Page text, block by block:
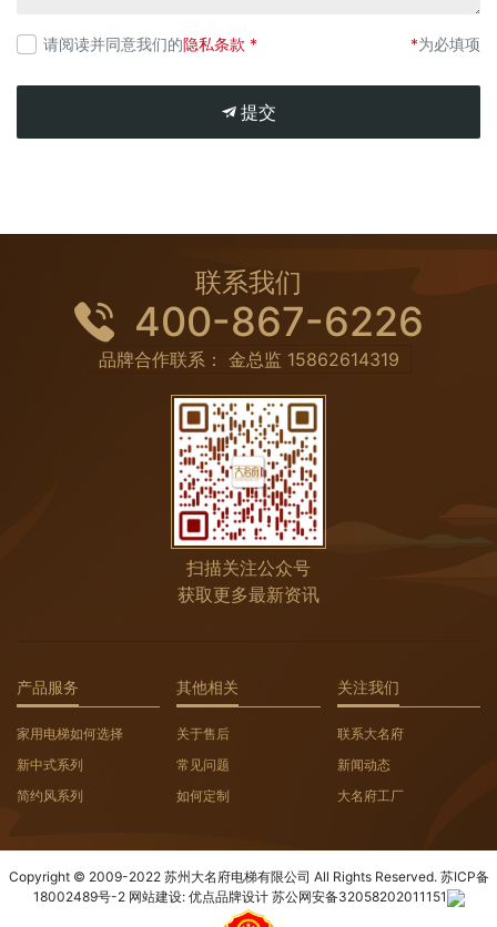
请阅读并同意我们的隐私条款 * *为必填项
提交
联系我们
400-867-6226
品牌合作联系： 金总监 15862614319
扫描关注公众号
获取更多最新资讯
产品服务
家用电梯如何选择
新中式系列
简约风系列
其他相关
关于售后
常见问题
如何定制
关注我们
联系大名府
新闻动态
大名府工厂
Copyright © 2009-2022 苏州大名府电梯有限公司 All Rights Reserved. 苏ICP备
18002489号-2网站建设: 优点品牌设计 苏公网安备32058202011151